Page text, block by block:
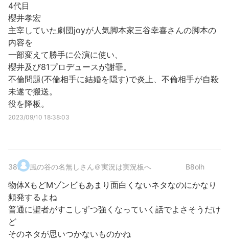
4代目
櫻井孝宏
主宰していた劇団joyが人気脚本家三谷幸喜さんの脚本の
内容を
一部変えて勝手に公演に使い、
櫻井及び81プロデュースが謝罪。
不倫問題(不倫相手に結婚を隠す)で炎上、不倫相手が自殺
未遂で搬送。
役を降板。
2023/09/10 18:38:03
38. 風の谷の名無しさん＠実況は実況板へ B8olh
物体XもどMゾンビもあまり面白くないネタなのにかなり
頻発するよね
普通に聖者がすこしずつ強くなっていく話でよさそうだけ
ど
そのネタが思いつかないものかね